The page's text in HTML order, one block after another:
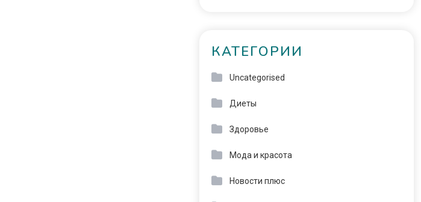
КАТЕГОРИИ
Uncategorised
Диеты
Здоровье
Мода и красота
Новости плюс